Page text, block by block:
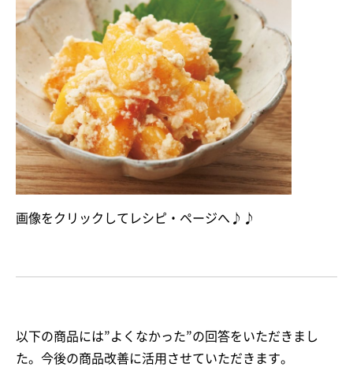
画像をクリックしてレシピ・ページへ♪♪
以下の商品には”よくなかった”の回答をいただきまし
た。今後の商品改善に活用させていただきます。